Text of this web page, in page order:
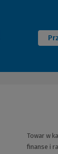
Towar w
finanse i